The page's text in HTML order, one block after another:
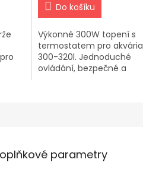
Do košíku
Výkonné 300W topení s
termostatem pro akvária
300-320l. Jednoduché
ovládání, bezpečné a
parametry